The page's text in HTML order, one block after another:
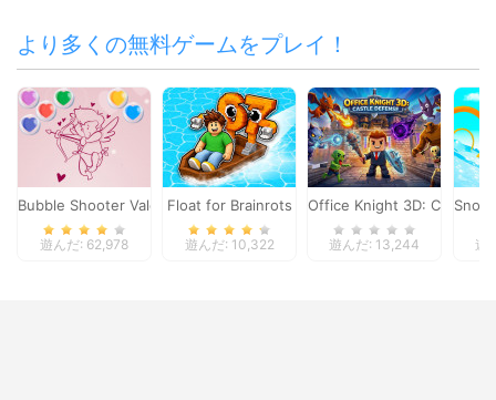
より多くの無料ゲームをプレイ！
Bubble Shooter Valentine
遊んだ: 62,978
Float for Brainrots
遊んだ: 10,322
Office Knight 3D: Castle
遊んだ: 13,244 遊